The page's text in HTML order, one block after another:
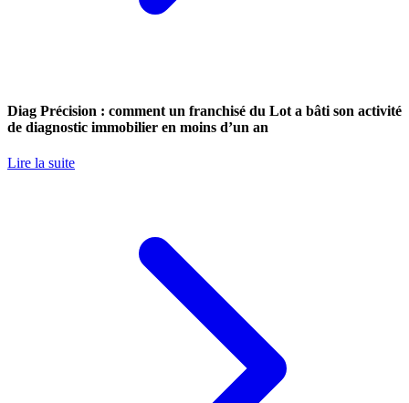
Diag Précision : comment un franchisé du Lot a bâti son activité
de diagnostic immobilier en moins d’un an
Lire la suite